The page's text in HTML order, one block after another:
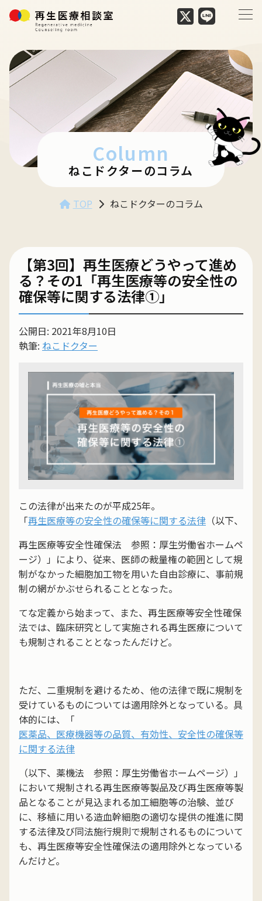
Column
ねこドクターのコラム
TOP ねこドクターのコラム
【第3回】再生医療どうやって進め
る？その1「再生医療等の安全性の
確保等に関する法律①」
公開日: 2021年8月10日
執筆: ねこドクター
この法律が出来たのが平成25年。
「再生医療等の安全性の確保等に関する法律 （以下、
再生医療等安全性確保法 参照：厚生労働省ホームペ
ージ）」により、従来、医師の裁量権の範囲として規
制がなかった細胞加工物を用いた自由診療に、事前規
制の網がかぶせられることとなった。
てな定義から始まって、また、再生医療等安全性確保
法では、臨床研究として実施される再生医療について
も規制されることとなったんだけど。
ただ、二重規制を避けるため、他の法律で既に規制を
受けているものについては適用除外となっている。具
体的には、「
医薬品、医療機器等の品質、有効性、安全性の確保等
に関する法律
（以下、薬機法 参照：厚生労働省ホームページ）」
において規制される再生医療等製品及び再生医療等製
品となることが見込まれる加工細胞等の治験、並び
に、移植に用いる造血幹細胞の適切な提供の推進に関
する法律及び同法施行規則で規制されるものについて
も、再生医療等安全性確保法の適用除外となっている
んだけど。